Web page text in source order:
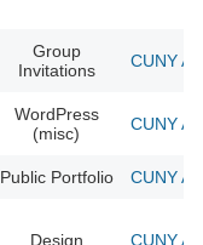
Group
Invitations
CUNY
WordPress
(misc)
CUNY
Public Portfolio CUNY
Design CUNY